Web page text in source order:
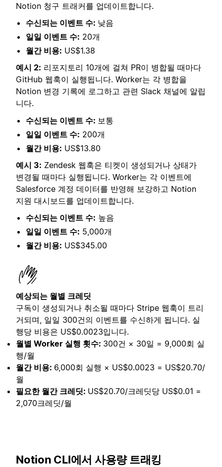
Notion 청구 트래커를 업데이트합니다.
수신되는 이벤트 수: 낮음
일일 이벤트 수: 20개
월간 비용: US$1.38
예시 2: 리포지토리 10개에 걸쳐 PR이 병합될 때마다
GitHub 웹훅이 실행됩니다. Worker는 각 병합을
Notion 변경 기록에 로그하고 관련 Slack 채널에 알립
니다.
수신되는 이벤트 수: 보통
일일 이벤트 수: 200개
월간 비용: US$13.80
예시 3: Zendesk 웹훅은 티켓이 생성되거나 상태가
변경될 때마다 실행됩니다. Worker는 각 이벤트에
Salesforce 계정 데이터를 반영해 보강하고 Notion
지원 대시보드를 업데이트합니다.
수신되는 이벤트 수: 높음
일일 이벤트 수: 5,000개
월간 비용: US$345.00
예상되는 월별 크레딧
구독이 생성되거나 취소될 때마다 Stripe 웹훅이 트리
거되며, 일일 300건의 이벤트를 수신하게 됩니다. 실
행당 비용은 US$0.0023입니다.
월별 Worker 실행 횟수: 300건 × 30일 = 9,000회 실
행/월
월간 비용: 6,000회 실행 × US$0.0023 = US$20.70/
월
필요한 월간 크레딧: US$20.70/크레딧당 US$0.01 =
2,070크레딧/월
Notion CLI에서 사용량 트래킹